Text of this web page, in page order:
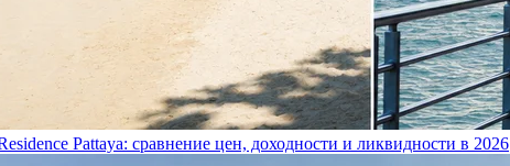
Pattaya: сравнение цен, доходности и ликвидности в 2026